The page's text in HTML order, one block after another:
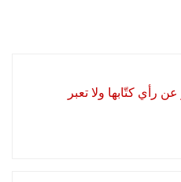
رأي كتّابها ولا تعبر